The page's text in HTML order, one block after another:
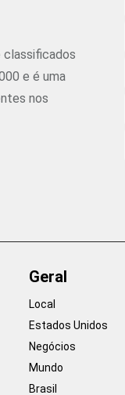
classificados
e é uma
nos
Geral
Local
Estados Unidos
Negócios
Mundo
Brasil